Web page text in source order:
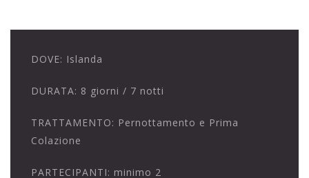
DOVE: Islanda
DURATA: 8 giorni / 7 notti
TRATTAMENTO: Pernottamento e Prima
Colazione
PARTECIPANTI: minimo 2